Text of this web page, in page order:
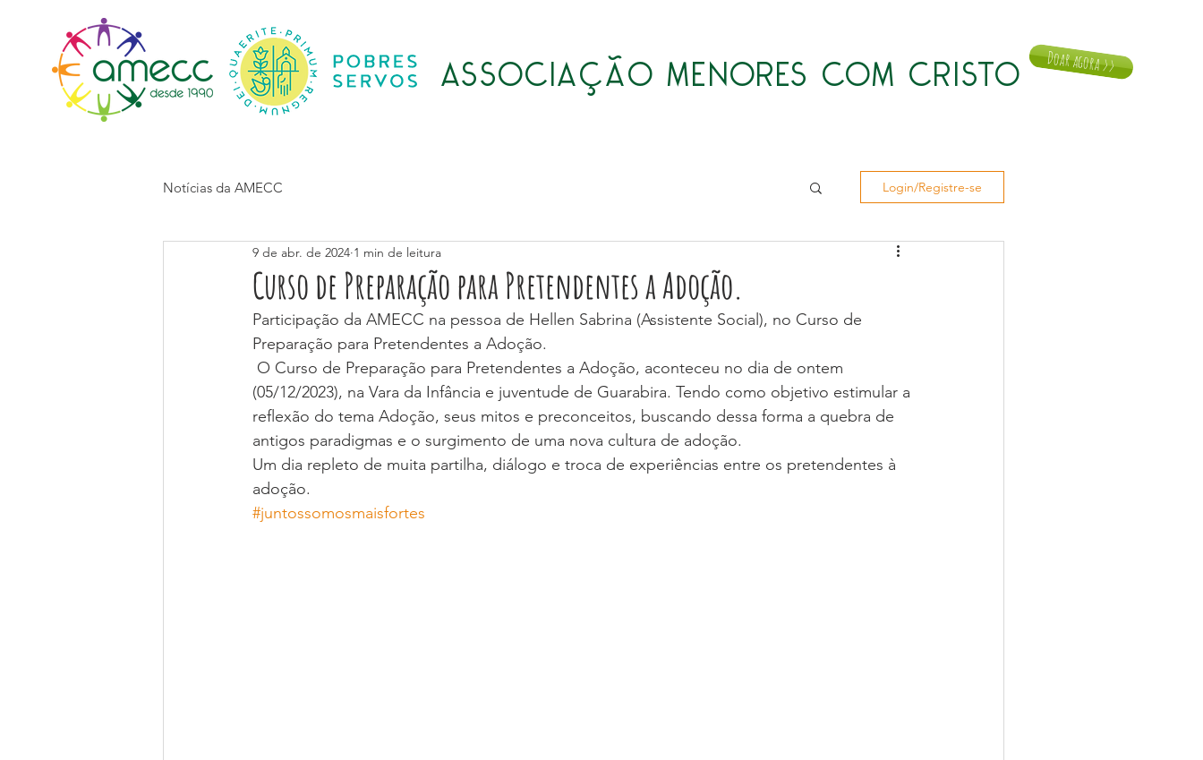
ASSOCIAÇÃO MENORES COM CRISTO Doar agora >>
Notícias da AMECC Login/Registre-se
Curso de Preparação para Pretendentes a Adoção.
9 de abr. de 2024 1 min de leitura
Participação da AMECC na pessoa de Hellen Sabrina (Assistente Social), no Curso de
Preparação para Pretendentes a Adoção.
O Curso de Preparação para Pretendentes a Adoção, aconteceu no dia de ontem
(05/12/2023), na Vara da Infância e juventude de Guarabira. Tendo como objetivo estimular a
reflexão do tema Adoção, seus mitos e preconceitos, buscando dessa forma a quebra de
antigos paradigmas e o surgimento de uma nova cultura de adoção.
Um dia repleto de muita partilha, diálogo e troca de experiências entre os pretendentes à
adoção.
#juntossomosmaisfortes